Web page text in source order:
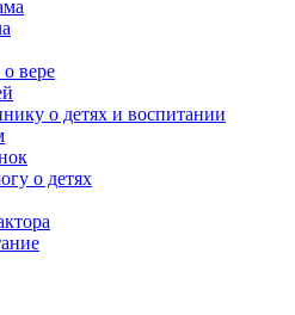
вере
о детях и воспитании
о детях